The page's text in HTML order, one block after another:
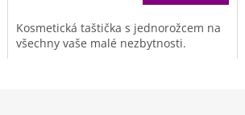
Kosmetická taštička s jednorožcem na
všechny vaše malé nezbytnosti.